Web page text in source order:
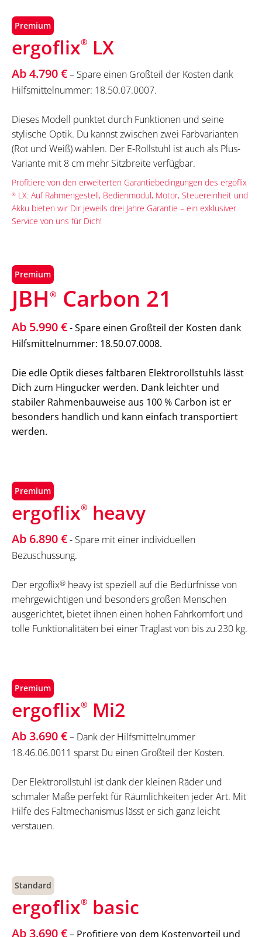
Premium
ergoflix® LX
Ab 4.790 €– Spare einen Großteil der Kosten dank
Hilfsmittelnummer: 18.50.07.0007.
Dieses Modell punktet durch Funktionen und seine
stylische Optik. Du kannst zwischen zwei Farbvarianten
(Rot und Weiß) wählen. Der E-Rollstuhl ist auch als Plus-
Variante mit 8 cm mehr Sitzbreite verfügbar.
Profitiere von den erweiterten Garantiebedingungen des ergoflix
® LX: Auf Rahmengestell, Bedienmodul, Motor, Steuereinheit und
Akku bieten wir Dir jeweils drei Jahre Garantie – ein exklusiver
Service von uns für Dich!
Premium
ergoflix® heavy
Ab 6.890 €- Spare mit einer individuellen
Bezuschussung.
Der ergoflix® heavy ist speziell auf die Bedürfnisse von
mehrgewichtigen und besonders großen Menschen
ausgerichtet, bietet ihnen einen hohen Fahrkomfort und
tolle Funktionalitäten bei einer Traglast von bis zu 230 kg.
Premium
JBH ® Carbon 21
Ab 5.990 €- Spare einen Großteil der Kosten dank
Hilfsmittelnummer: 18.50.07.0008.
Die edle Optik dieses faltbaren Elektrorollstuhls lässt
Dich zum Hingucker werden. Dank leichter und
stabiler Rahmenbauweise aus 100 % Carbon ist er
besonders handlich und kann einfach transportiert
werden.
Premium
ergoflix® Mi2
Ab 3.690 €– Dank der Hilfsmittelnummer
18.46.06.0011 sparst Du einen Großteil der Kosten.
Der Elektrorollstuhl ist dank der kleinen Räder und
schmaler Maße perfekt für Räumlichkeiten jeder Art. Mit
Hilfe des Faltmechanismus lässt er sich ganz leicht
verstauen.
Standard
ergoflix® basic
Ab 3.690 €– Profitiere von dem Kostenvorteil und